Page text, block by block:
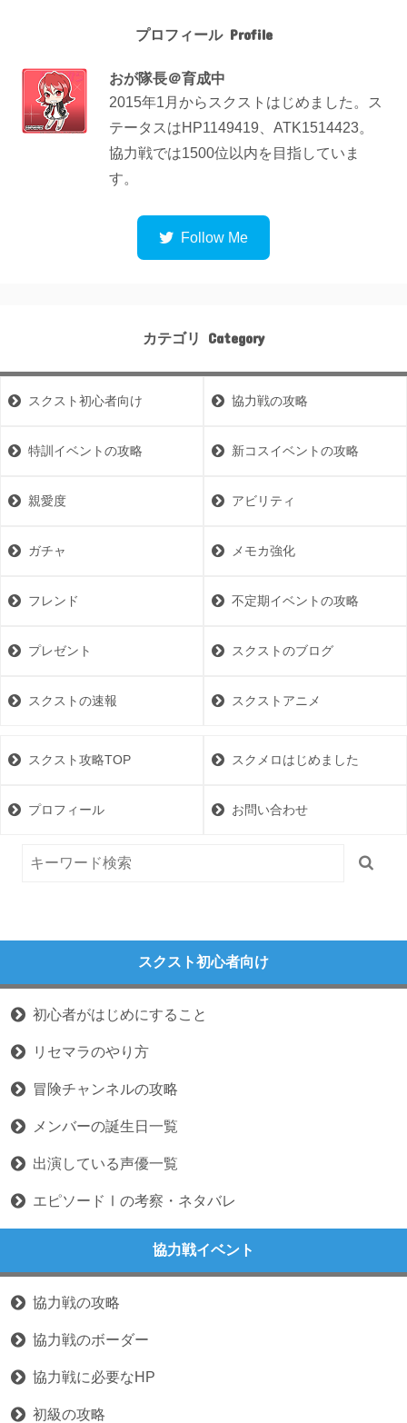
プロフィール
おが隊長＠育成中
2015年1月からスクストはじめました。ス
テータスはHP1149419、ATK1514423。
協力戦では1500位以内を目指していま
す。
カテゴリ
スクスト初心者向け 協力戦の攻略
特訓イベントの攻略 新コスイベントの攻略
親愛度 アビリティ
ガチャ メモカ強化
フレンド 不定期イベントの攻略
プレゼント スクストのブログ
スクストの速報 スクストアニメ
スクスト攻略TOP スクメロはじめました
プロフィール お問い合わせ
スクスト初心者向け
初心者がはじめにすること
リセマラのやり方
冒険チャンネルの攻略
メンバーの誕生日一覧
出演している声優一覧
エピソードⅠの考察・ネタバレ
協力戦イベント
協力戦の攻略
協力戦のボーダー
協力戦に必要なHP
初級の攻略